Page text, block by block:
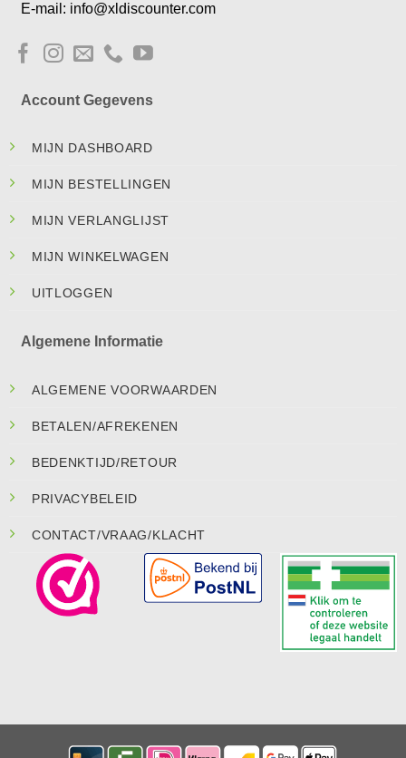
E-mail: info@xldiscounter.com
Account Gegevens
MIJN DASHBOARD
MIJN BESTELLINGEN
MIJN VERLANGLIJST
MIJN WINKELWAGEN
UITLOGGEN
Algemene Informatie
ALGEMENE VOORWAARDEN
BETALEN/AFREKENEN
BEDENKTIJD/RETOUR
PRIVACYBELEID
CONTACT/VRAAG/KLACHT